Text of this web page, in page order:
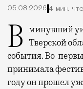
05.08.2026 4 мин.
В минувший уикенд маленькая Старица в Тверской
события. Во-
принимала
году он прошел